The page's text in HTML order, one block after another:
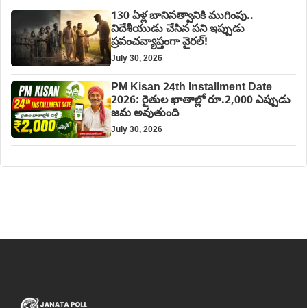
130 ఏళ్ల బానిసత్వానికి ముగింపు..
విదేశీయుడు చేసిన పని ఇప్పుడు
ప్రపంచవ్యాప్తంగా వైరల్!
July 30, 2026
PM Kisan 24th Installment Date
2026: రైతుల ఖాతాల్లో రూ.2,000 ఎప్పుడు
జమ అవుతుంది
July 30, 2026